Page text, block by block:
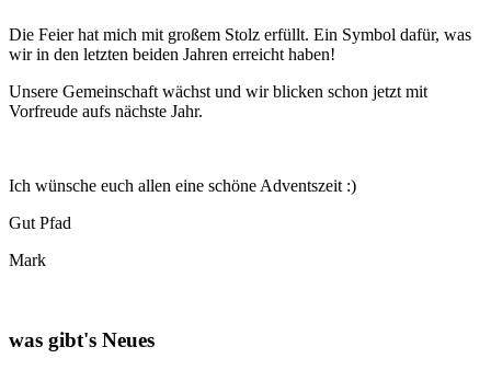
Die Feier hat mich mit großem Stolz erfüllt. Ein Symbol dafür, was
wir in den letzten beiden Jahren erreicht haben!
Unsere Gemeinschaft wächst und wir blicken schon jetzt mit
Vorfreude aufs nächste Jahr.
Ich wünsche euch allen eine schöne Adventszeit :)
Gut Pfad
Mark
was gibt's Neues